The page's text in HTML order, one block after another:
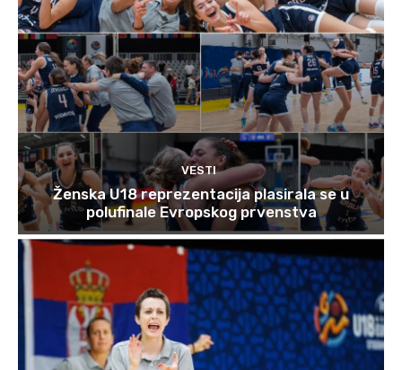
VESTI
Ženska U18 reprezentacija plasirala se u
polufinale Evropskog prvenstva